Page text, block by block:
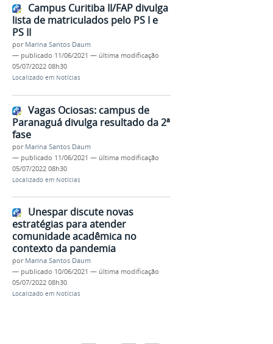
Campus Curitiba II/FAP divulga
lista de matriculados pelo PS I e
PS II
por Marina Santos Daum
— publicado 11/06/2021 — última modificação
05/07/2022 08h30
Localizado em Notícias
Vagas Ociosas: campus de
Paranaguá divulga resultado da 2ª
fase
por Marina Santos Daum
— publicado 11/06/2021 — última modificação
05/07/2022 08h30
Localizado em Notícias
Unespar discute novas
estratégias para atender
comunidade acadêmica no
contexto da pandemia
por Marina Santos Daum
— publicado 10/06/2021 — última modificação
05/07/2022 08h30
Localizado em Notícias